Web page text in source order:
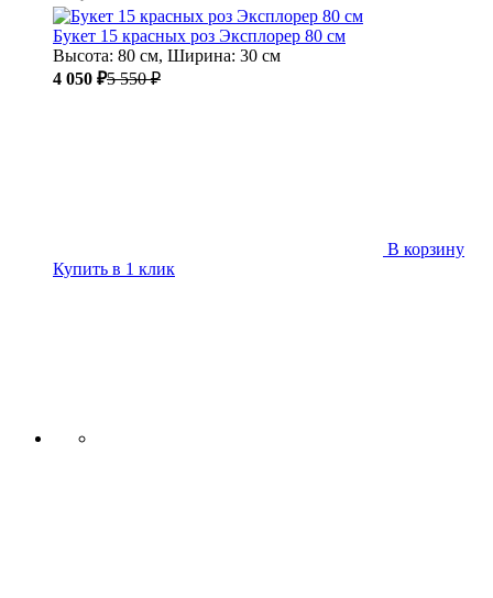
Букет 15 красных роз Эксплорер 80 см
Высота: 80 см, Ширина: 30 см
4 050 ₽5 550 ₽
В корзину
Купить в 1 клик